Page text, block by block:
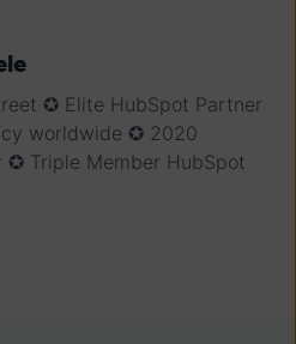
✪ Elite HubSpot Partner
worldwide ✪ 2020
✪ Triple Member HubSpot